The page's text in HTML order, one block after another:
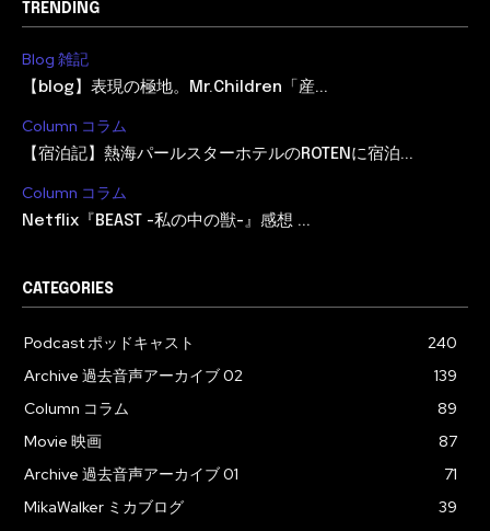
TRENDING
Blog 雑記
【blog】表現の極地。Mr.Children「産...
Column コラム
【宿泊記】熱海パールスターホテルのROTENに宿泊...
Column コラム
Netflix『BEAST -私の中の獣-』感想 ...
CATEGORIES
Podcast ポッドキャスト
240
Archive 過去音声アーカイブ 02
139
Column コラム
89
Movie 映画
87
Archive 過去音声アーカイブ 01
71
MikaWalker ミカブログ
39